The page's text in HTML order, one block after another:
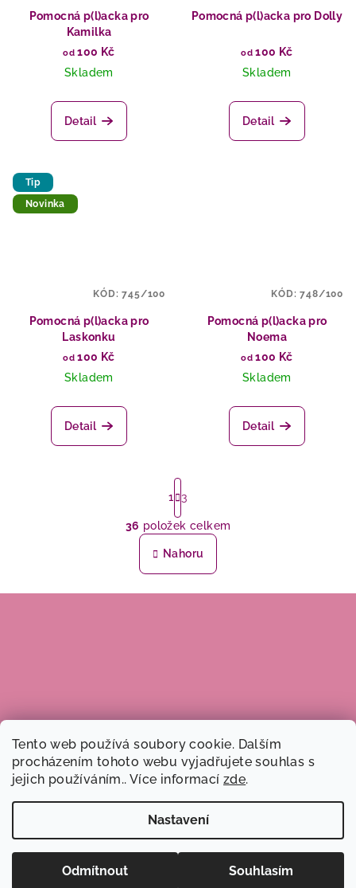
Tento web používá soubory cookie. Dalším
procházením tohoto webu vyjadřujete souhlas s
jejich používáním.. Více informací zde.
Nastavení
Odmítnout Souhlasím
Pomocná p(l)acka pro
Kamilka
od 100 Kč
Skladem
Detail
Pomocná p(l)acka pro Dolly
od 100 Kč
Skladem
Detail
Tip
Novinka
Pomocná p(l)acka pro
Laskonku
od 100 Kč
Skladem
Detail
KÓD:745/100
Pomocná p(l)acka pro
Noema
od 100 Kč
Skladem
Detail
KÓD:748/100
O
v
l
á
v
y
v
ý
p
i
s
S
t
r
á
n
k
o
v
1 3
36 položek celkem
Nahoru
í
Dobré ruce, z.s.